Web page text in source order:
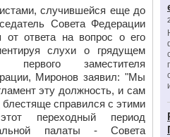
случившейся еще до
Совета Федерации
от ответа на вопрос о его
слухи о грядущем
первого заместителя
Миронов заявил: "Мы
эту должность, и сам
справился с этими
переходный период
палаты - Совета